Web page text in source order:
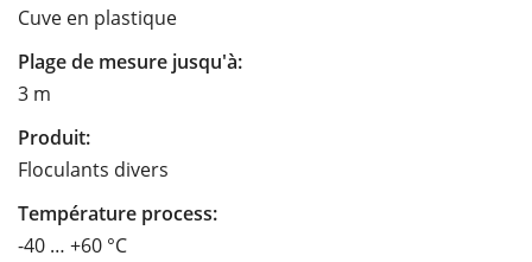
Cuve en plastique
Plage de mesure jusqu'à:
3 m
Produit:
Floculants divers
Température process:
-40 … +60 °C